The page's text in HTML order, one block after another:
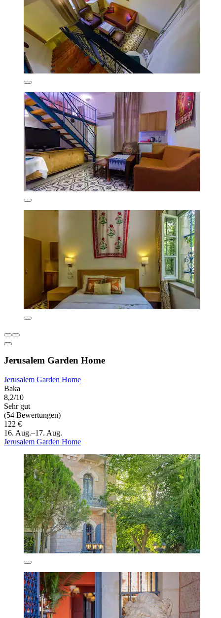
Jerusalem Garden Home
Jerusalem Garden Home
Baka
8,2/10
Sehr gut
(54 Bewertungen)
122 €
16. Aug.–17. Aug.
Jerusalem Garden Home